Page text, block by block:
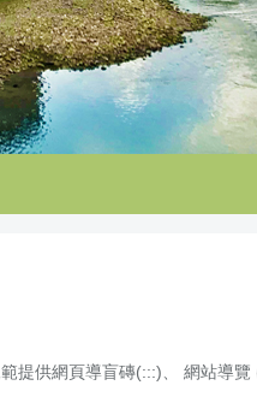
提供網頁導盲磚(:::)、 網站導